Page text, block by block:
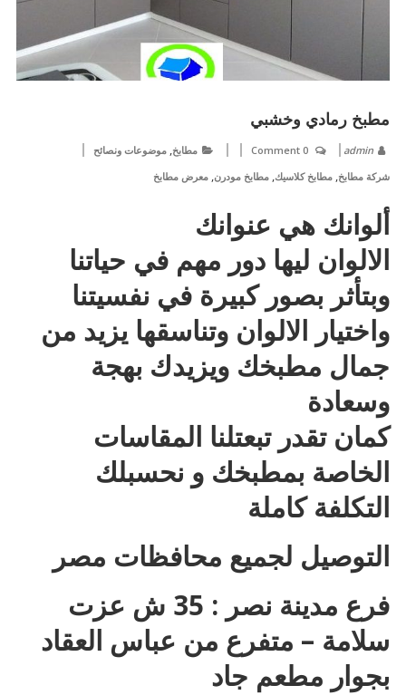
مطبخ رمادي وخشبي
admin
0 Comment مطابخ, موضوعات ونصائح
شركة مطابخ, مطابخ كلاسيك, مطابخ مودرن, معرض مطابخ
ألوانك هي عنوانك
الالوان ليها دور مهم في حياتنا
وبتأثر بصور كبيرة في نفسيتنا
واختيار الالوان وتناسقها يزيد من
جمال مطبخك ويزيدك بهجة
وسعادة
كمان تقدر تبعتلنا المقاسات
الخاصة بمطبخك و نحسبلك
التكلفة كاملة
التوصيل لجميع محافظات مصر
فرع مدينة نصر : 35 ش عزت
سلامة – متفرع من عباس العقاد
بجوار مطعم جاد